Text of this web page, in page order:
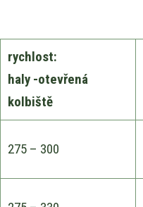
rychlost:
haly -otevřená
kolbiště
275 – 300